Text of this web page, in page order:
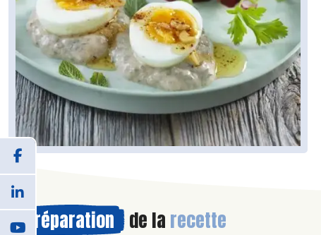
Préparation de la recette